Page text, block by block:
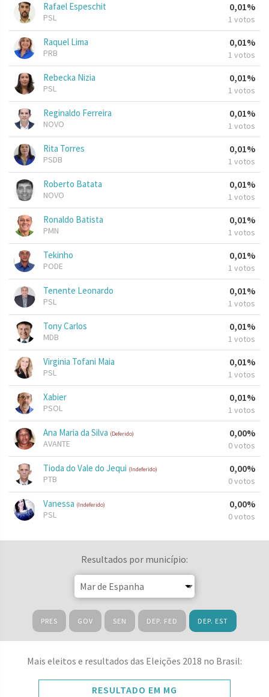
Rafael Espeschit
PSL
0,01%
1 votos
Raquel Lima
PRB
0,01%
1 votos
Rebecka Nizia
PSL
0,01%
1 votos
Reginaldo Ferreira
NOVO
0,01%
1 votos
Rita Torres
PSDB
0,01%
1 votos
Roberto Batata
NOVO
0,01%
1 votos
Ronaldo Batista
PMN
0,01%
1 votos
Tekinho
PODE
0,01%
1 votos
Tenente Leonardo
PSL
0,01%
1 votos
Tony Carlos
MDB
0,01%
1 votos
Virginia Tofani Maia
PSL
0,01%
1 votos
Xabier
PSOL
0,01%
1 votos
Ana Maria da Silva (Deferido)
AVANTE
0,00%
0 votos
Tioda do Vale do Jequi (Indeferido)
PTB
0,00%
0 votos
Vanessa (Indeferido)
PSL
0,00%
0 votos
Resultados por município:
PRES GOV SEN DEP. FED DEP. EST
Mais eleitos e resultados das Eleições 2018 no Brasil:
RESULTADO EM MG